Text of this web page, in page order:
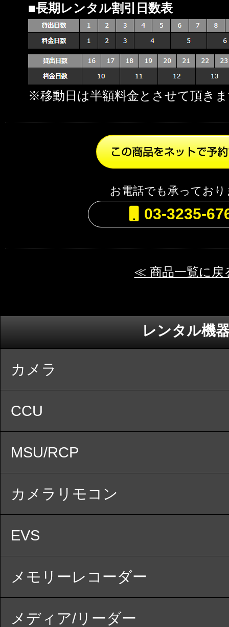
■長期レンタル割引日数表
※移動日は半額料金とさせて頂き
お電話でも承ってお
03-3235-
≪ 商品一覧に戻
レンタル機
カメラ
CCU
MSU/RCP
カメラリモコン
EVS
メモリーレコーダー
メディア/リーダー